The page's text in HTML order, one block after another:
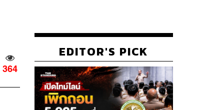
364
EDITOR'S PICK